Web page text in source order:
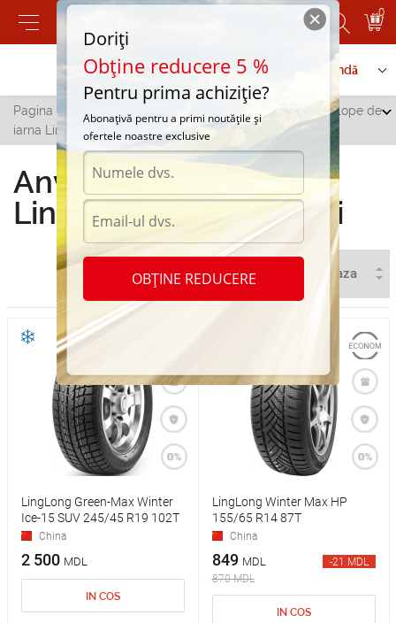
0
Contactați-ne Serviciu de comandă
Pagina principală Marculesti
Anvelope de
iarna LingLong in Marculesti
Anvelope de iarna
LingLong in Marculesti
LingLong Green-Max Winter
Ice-15 SUV 245/45 R19 102T
China
2 500 MDL
IN COS
LingLong Winter Max HP
155/65 R14 87T
China
849 MDL
870 MDL
-21 MDL
IN COS
Doriți
Obține reducere 5 %
Pentru prima achiziție?
Abonațivă pentru a primi noutățile și
ofertele noastre exclusive
OBȚINE REDUCERE